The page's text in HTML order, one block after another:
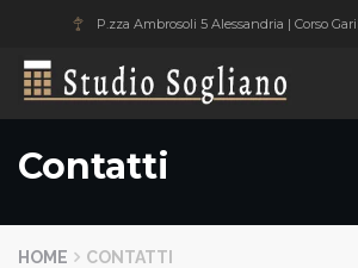
P.zza Ambrosoli 5 Alessandria | Corso
Studio Sogliano
Contatti
HOME CONTATTI